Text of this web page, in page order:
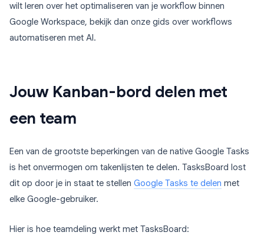
wilt leren over het optimaliseren van je workflow binnen
Google Workspace, bekijk dan onze gids over workflows
automatiseren met AI.
Jouw Kanban-bord delen met
een team
Een van de grootste beperkingen van de native Google Tasks
is het onvermogen om takenlijsten te delen. TasksBoard lost
dit op door je in staat te stellen Google Tasks te delen met
elke Google-gebruiker.
Hier is hoe teamdeling werkt met TasksBoard: